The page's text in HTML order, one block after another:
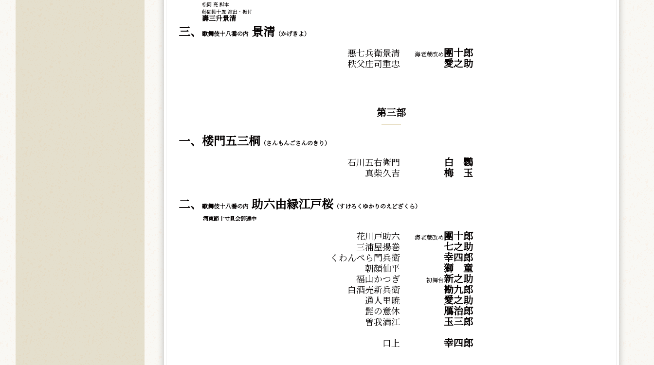
松岡 亮 脚本
藤間勘十郎 演出・振付
壽三升景清
三、 歌舞伎十八番の内景清（かげきよ）
悪七兵衛景清
秩父庄司重忠
海老蔵改め團十郎
愛之助
第三部
一、楼門五三桐 （さんもんごさんのきり）
石川五右衛門
真柴久吉
白 鸚
梅 玉
二、 歌舞伎十八番の内助六由縁江戸桜（すけろくゆかりのえどざくら）
河東節十寸見会御連中
花川戸助六
三浦屋揚巻
くわんぺら門兵衛
朝顔仙平
福山かつぎ
白酒売新兵衛
通人里暁
髭の意休
曽我満江
口上
海老蔵改め團十郎
七之助
幸四郎
獅 童
初舞台新之助
勘九郎
愛之助
鴈治郎
玉三郎
幸四郎